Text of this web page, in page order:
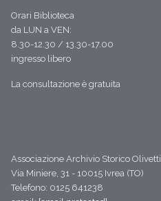
Orari Biblioteca
da LUN a VEN:
8.30-12.30 / 13.30-17.00
ingresso libero
La consultazione è gratuita
Associazione Archivio Storico Olivetti
Via Miniere, 31 - 10015 Ivrea (TO)
Telefono: 0125 641238